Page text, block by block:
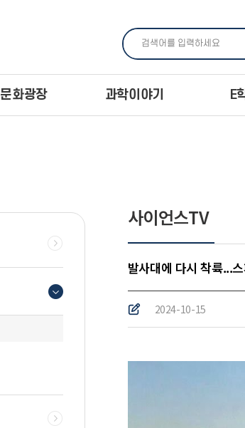
문화광장 과학이야기 E
사이언스TV
발사대에 다시 착륙...
2024-10-15